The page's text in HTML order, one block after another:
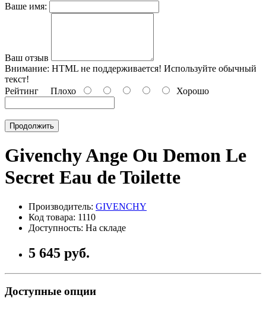
Ваше имя:
Ваш отзыв
Внимание: HTML не поддерживается! Используйте обычный
текст!
Рейтинг Плохо Хорошо
Продолжить
Givenchy Ange Ou Demon Le
Secret Eau de Toilette
Производитель: GIVENCHY
Код товара: 1110
Доступность: На складе
5 645 руб.
Доступные опции